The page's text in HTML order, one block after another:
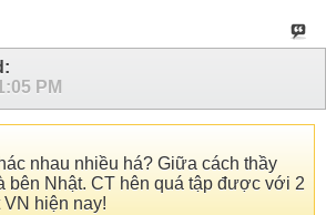
PM
nhau nhiều há? Giữa cách thầy
bên Nhật. CT hên quá tập được với 2
hiện nay!